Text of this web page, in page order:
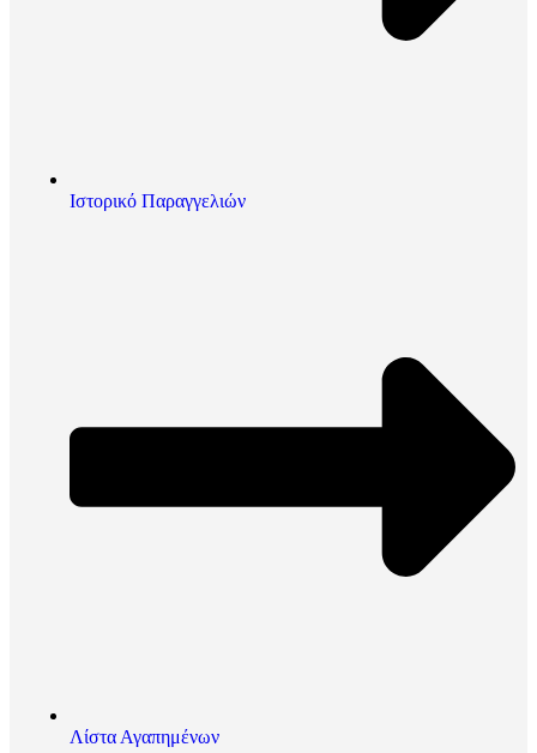
Ιστορικό Παραγγελιών
Λίστα Αγαπημένων